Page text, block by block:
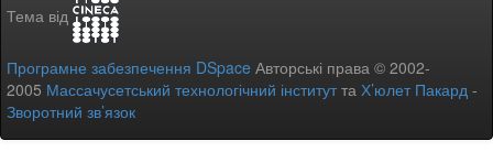
Тема від
Програмне забезпечення DSpace Авторські права © 2002-
2005 Массачусетський технологічний інститутта Х’юлет Пакард -
Зворотний зв’язок